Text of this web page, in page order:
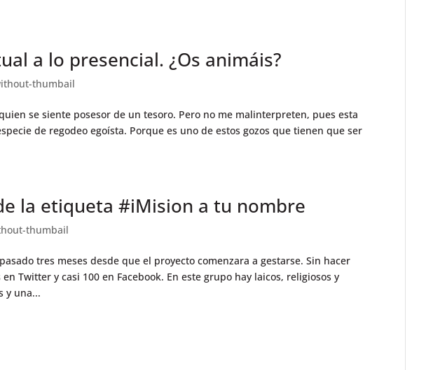
a lo presencial. ¿Os animáis?
thumbail
se siente posesor de un tesoro. Pero no me malinterpreten, pues esta
de regodeo egoísta. Porque es uno de estos gozos que tienen que ser
la etiqueta #iMision a tu nombre
thumbail
tres meses desde que el proyecto comenzara a gestarse. Sin hacer
Twitter y casi 100 en Facebook. En este grupo hay laicos, religiosos y
y una...